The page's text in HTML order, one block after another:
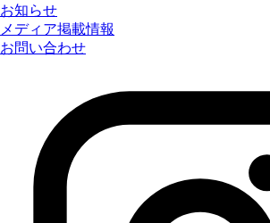
お知らせ
メディア掲載情報
お問い合わせ